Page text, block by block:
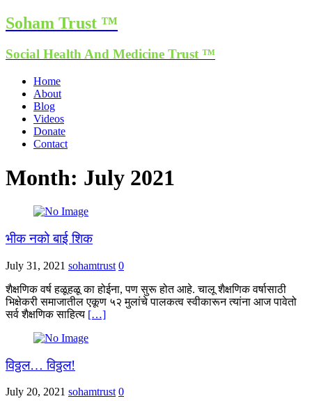
Soham Trust ™
Social Health And Medicine Trust ™
Home
About
Blog
Videos
Donate
Contact
Month: July 2021
भीक नको बाई शिक
July 31, 2021 sohamtrust 0
शैक्षणिक वर्ष हळूहळू का होईना, पण सुरू होत आहे. चालू शैक्षणिक वर्षासाठी
भिक्षेकरी समाजातील एकूण ५२ मुलांचे पालकत्व स्वीकारून त्यांना आज पावेतो
सर्व शैक्षणिक साहित्य […]
विठ्ठल… विठ्ठल!
July 20, 2021 sohamtrust 0